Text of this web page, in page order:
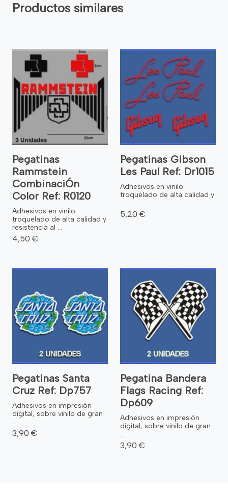
Productos similares
Pegatinas
Rammstein
CombinaciÓn
Color Ref: R0120
Adhesivos en vinilo
troquelado de alta calidad y
resistencia al ...
4,50 €
Pegatinas Gibson
Les Paul Ref: Dr1015
Adhesivos en vinilo
troquelado de alta calidad y
...
5,20 €
Pegatinas Santa
Cruz Ref: Dp757
Adhesivos en impresión
digital, sobre vinilo de gran
...
3,90 €
Pegatina Bandera
Flags Racing Ref:
Dp609
Adhesivos en impresión
digital, sobre vinilo de gran
...
3,90 €